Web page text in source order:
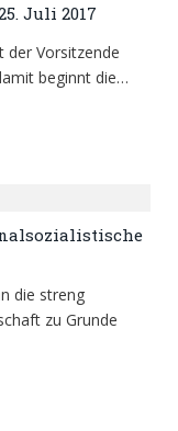
Juli 2017
der Vorsitzende
beginnt die…
die streng
zu Grunde